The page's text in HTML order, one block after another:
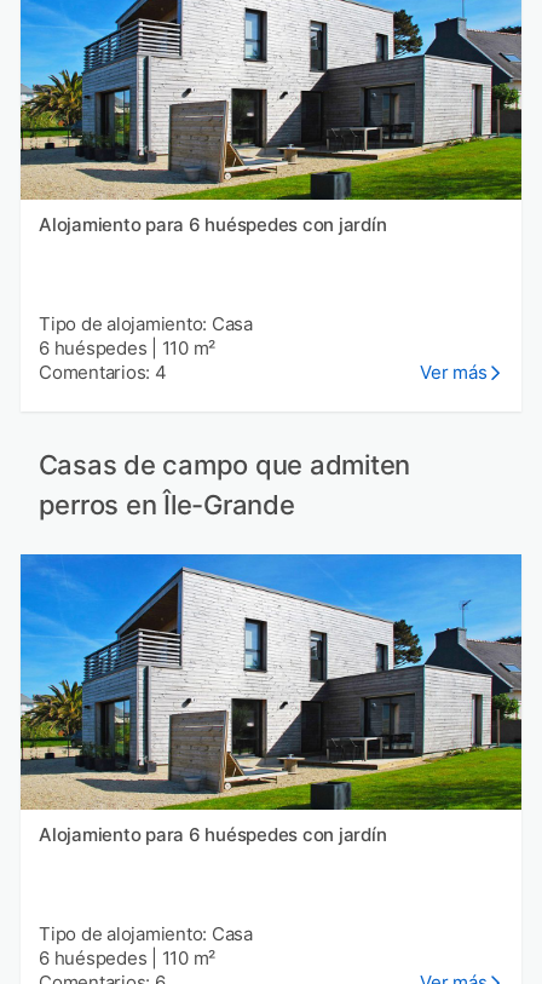
Alojamiento para 6 huéspedes con jardín
Tipo de alojamiento: Casa
6 huéspedes
110 m²
Comentarios: 4
Ver más
Casas de campo que admiten
perros en Île-Grande
Alojamiento para 6 huéspedes con jardín
Tipo de alojamiento: Casa
6 huéspedes
110 m²